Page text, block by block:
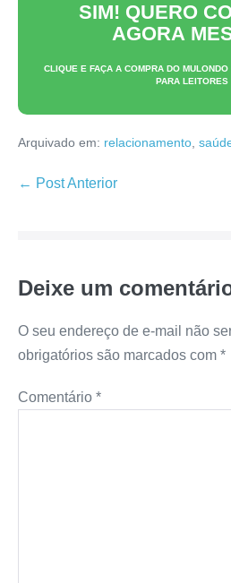
SIM! QUERO
AGORA
CLIQUE E FAÇA A COMPRA DO MULONDO
PARA LEITORES
Arquivado em: relacionamento
Navegação
← Post Anterior
Deixe um
O seu endereço de e-mail não
obrigatórios são marcados com *
Comentário *